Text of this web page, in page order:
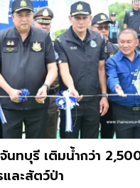
นทบุรี เติมน้ำกว่า
และสัตว์ป่า